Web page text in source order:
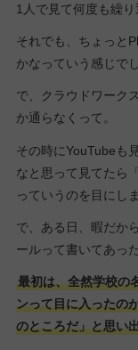
1人で見て何度も繰り
それでも、ちょっと
かなっていう感じでし
で、クラウドワーク
か通らなくって。
その時にYouTubeも
なと思って見てたら
っていうのを目にし
で、ある日、暇だか
ールって書いてあっ
最初は、全然学校の
ンって目に入ったの
のところだ」と思い